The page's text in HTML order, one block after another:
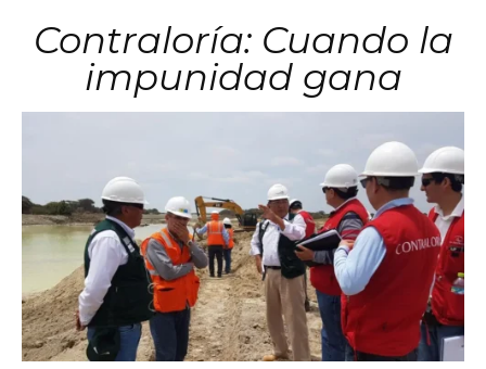
Contraloría: Cuando la
impunidad gana